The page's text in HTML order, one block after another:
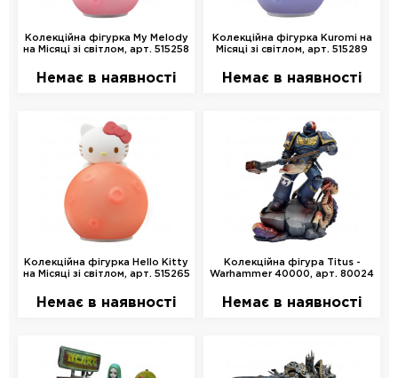
Колекційна фігурка My Melody
на Місяці зі світлом, арт. 515258
Немає в наявності
Колекційна фігурка Kuromi на
Місяці зі світлом, арт. 515289
Немає в наявності
Колекційна фігурка Hello Kitty
на Місяці зі світлом, арт. 515265
Немає в наявності
Колекційна фігура Titus -
Warhammer 40000, арт. 80024
Немає в наявності